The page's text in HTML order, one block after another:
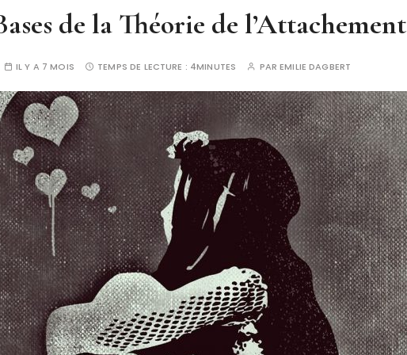
de la Théorie de l’Attachement
IL Y A 7 MOIS TEMPS DE LECTURE : 4MINUTES PAREMILIE DAGBERT